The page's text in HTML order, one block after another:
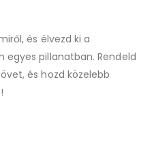
és élvezd ki a
pillanatban. Rendeld
és hozd közelebb